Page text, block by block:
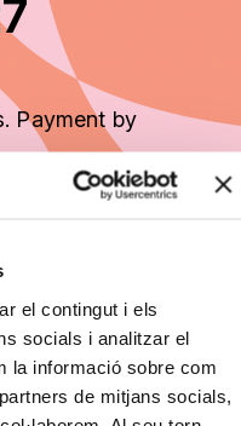
el contingut i els
socials i analitzar el
la informació sobre com
de mitjans socials,
Payment by